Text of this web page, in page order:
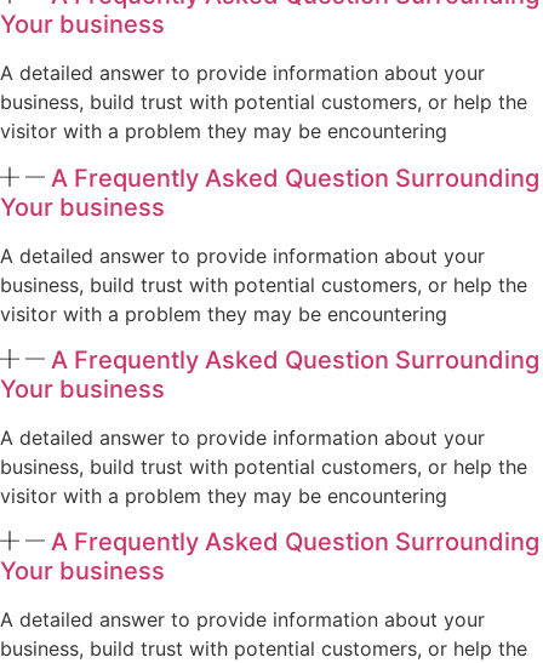
Your business
A detailed answer to provide information about your
business, build trust with potential customers, or help the
visitor with a problem they may be encountering
A Frequently Asked Question Surrounding
Your business
A detailed answer to provide information about your
business, build trust with potential customers, or help the
visitor with a problem they may be encountering
A Frequently Asked Question Surrounding
Your business
A detailed answer to provide information about your
business, build trust with potential customers, or help the
visitor with a problem they may be encountering
A Frequently Asked Question Surrounding
Your business
A detailed answer to provide information about your
business, build trust with potential customers, or help the